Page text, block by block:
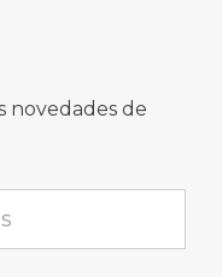
novedades de